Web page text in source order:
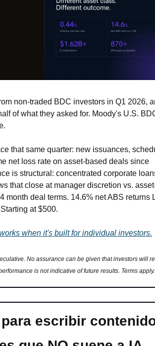
non-traded BDC investors in Q1 2026,
of what they asked for. Moody's U.S.
that same quarter: new issuances,
net loss rate on asset-based deals since
is structural: concentrated corporate
that close at manager discretion vs.
month deal terms. 14.6% net ABS returns
at $500.
when it's built for individual investors.
No assurance can be given that investors will
is not indicative of future results. Terms apply.
escribir